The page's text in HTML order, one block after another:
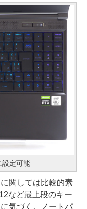
設定可能
関しては比較的素
など最上段のキー
気づく。ノートパ